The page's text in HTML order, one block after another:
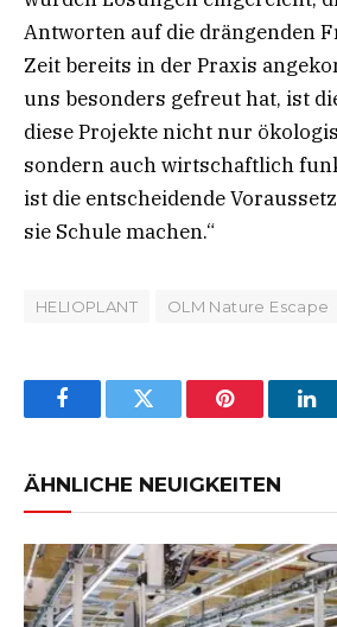
Antworten auf die drängenden
Zeit bereits in der Praxis
uns besonders gefreut hat, ist
diese Projekte nicht nur
sondern auch wirtschaftlich
ist die entscheidende
sie Schule machen.“
HELIOPLANT OLM Nature Escape
FacebookTwitter Pinterest
ÄHNLICHE NEUIGKEITEN